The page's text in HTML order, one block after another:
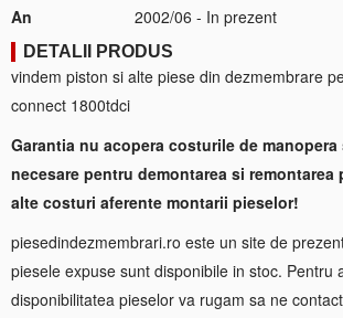
An
2002/06 - In prezent
DETALII PRODUS
vindem piston si alte piese din dezmembrare
connect 1800tdci
Garantia nu acopera costurile de manopera
necesare pentru demontarea si remontarea
alte costuri aferente montarii pieselor!
piesedindezmembrari.ro este un site de
piesele expuse sunt disponibile in stoc. Pentru
disponibilitatea pieselor va rugam sa ne